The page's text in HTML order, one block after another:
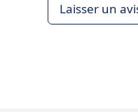
Laisser un